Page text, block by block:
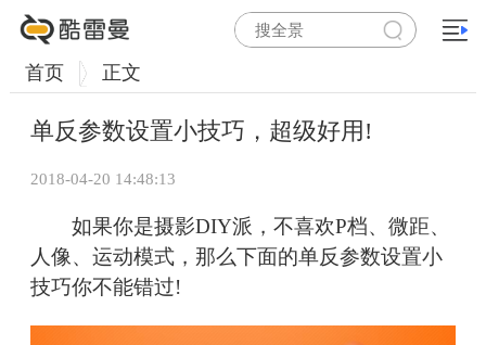
首页 正文
单反参数设置小技巧，超级好用!
2018-04-20 14:48:13
如果你是摄影DIY派，不喜欢P档、微距、
人像、运动模式，那么下面的单反参数设置小
技巧你不能错过!